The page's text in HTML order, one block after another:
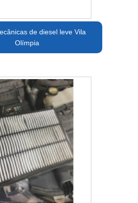
de diesel leve Vila
Olímpia